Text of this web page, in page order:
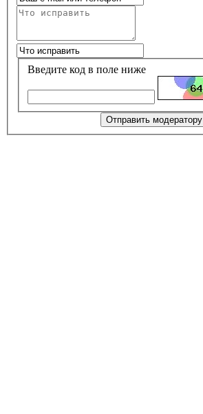
Введите код в поле ниже
Отправить модератору